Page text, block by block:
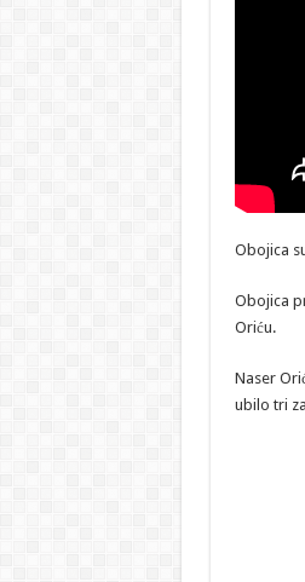
Obojica
Obojica
Oriću.
Naser
ubilo tri